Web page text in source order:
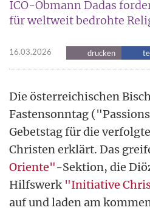
ICO-Obmann Dadas
für weltweit bedrohte
16.03.2026 drucken
Die österreichischen
Fastensonntag
Gebetstag für die
Christen erklärt. Das
Oriente"-Sektion, die
Hilfswerk "Initiative
auf und laden am